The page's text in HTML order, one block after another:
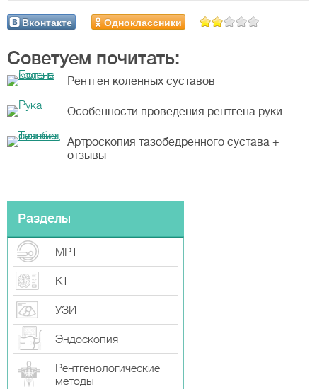
Вконтакте Одноклассники
Советуем почитать:
Рентген коленных суставов
Особенности проведения рентгена руки
Артроскопия тазобедренного сустава +
отзывы
Разделы
МРТ
КТ
УЗИ
Эндоскопия
Рентгенологические
методы